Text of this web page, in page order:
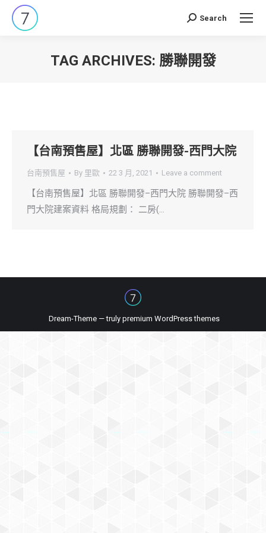
Search:
Search
TAG ARCHIVES: 勝聯開發
【台南預售屋】北區 勝聯開發-西門大院
台南預售屋 By 里歐 22 3 月, 2021 Leave a comment
【台南預售屋】北區 勝聯開發–西門大院 勝聯開發–西
門大院建案資料 格局規劃： 二房(…
Dream-Theme — truly premium WordPress themes